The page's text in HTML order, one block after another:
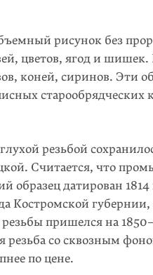
рисунок без
цветов, ягод и
коней, сиринов. Эти
старообрядческих
резьбой
Считается, что
образец датирован
Костромской
пришелся на
резьба со сквозным
по цене.